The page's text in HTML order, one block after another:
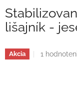
lišajník -
Akcia
Priemerné
1